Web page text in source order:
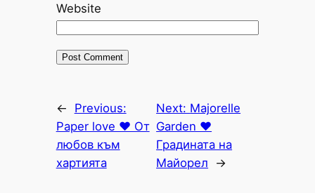
Website
←
Previous:
Paper love ♥ От
любов към
хартията
Next: Majorelle
Garden ♥
Градината на
Майорел
→